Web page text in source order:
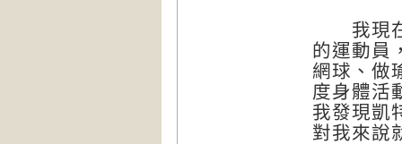
我現在
的運動員
網球、做
度身體活
我發現凱
對我來說